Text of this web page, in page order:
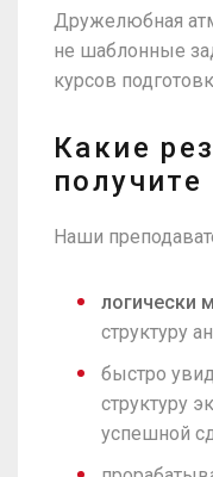
Дружелюбная
не шаблонные
курсов
Какие
получите
Наши
логически
структуру
быстро
структуру
успешной